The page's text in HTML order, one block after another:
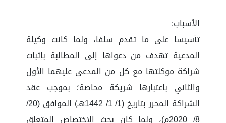
الأسباب:
تأسيسا على ما تقدم سلفا، ولما كانت وكيلة
المدعية تهدف من دعواها إلى المطالبة بإثبات
شراكة موكلتها مع كل من المدعى عليهما الأول
والثاني باعتبارها شريكة محاصة؛ بموجب عقد
الشراكة المحرر بتاريخ (1/ 1/ 1442هـ) الموافق (20/
8/ 2020م)، ولما كان بحث الاختصاص المتعلق